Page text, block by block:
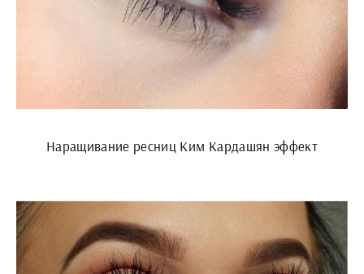
Наращивание ресниц Ким Кардашян эффект